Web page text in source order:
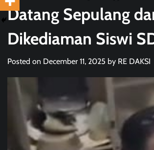
Datang Sepulang
Dikediaman Siswi
Posted on December 11, 2025 by RE DAKSI